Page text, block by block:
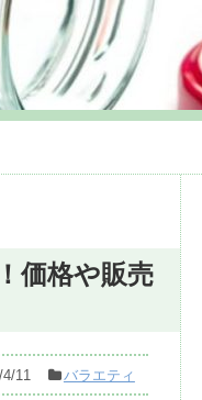
価格や販売
4/11 バラエティ